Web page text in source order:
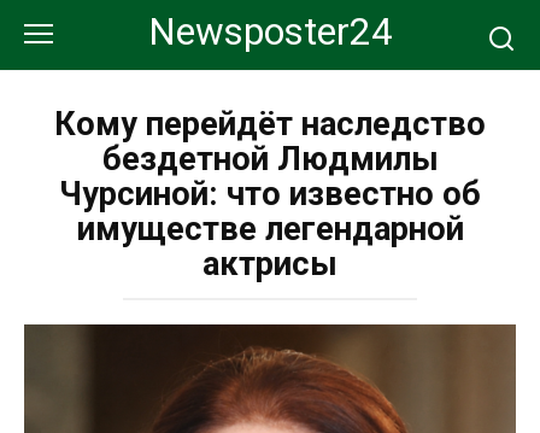
контенту
Newsposter24
Кому перейдёт наследство
бездетной Людмилы
Чурсиной: что известно об
имуществе легендарной
актрисы